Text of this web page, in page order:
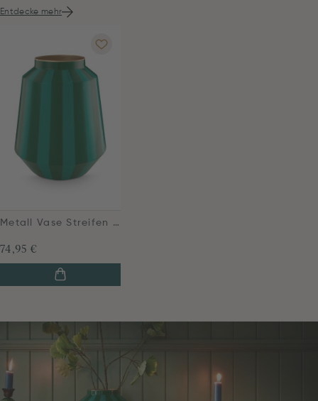
Entdecke mehr
Metall Vase Streifen Grün 29cm
74,95 €